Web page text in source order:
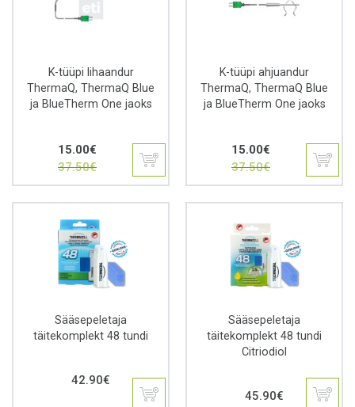
K-tüüpi lihaandur
ThermaQ, ThermaQ Blue
ja BlueTherm One jaoks
37.50€
15.00€
Praegune
K-tüüpi ahjuandur
ThermaQ, ThermaQ Blue
ja BlueTherm One jaoks
37.50€
15.00€
Praegune
Sääsepeletaja
täitekomplekt 48 tundi
42.90€
Sääsepeletaja
täitekomplekt 48 tundi
Citriodiol
45.90€